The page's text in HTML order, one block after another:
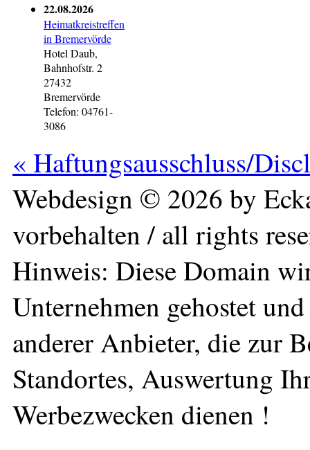
22.08.2026
Heimatkreistreffen
in Bremervörde
Hotel Daub,
Bahnhofstr. 2
27432
Bremervörde
Telefon: 04761-
3086
« Haftungsausschluss/
Webdesign © 2026 by
vorbehalten / all rights
Hinweis: Diese Domain
Unternehmen gehostet
anderer Anbieter, die zur
Standortes, Auswertung
Werbezwecken dienen !